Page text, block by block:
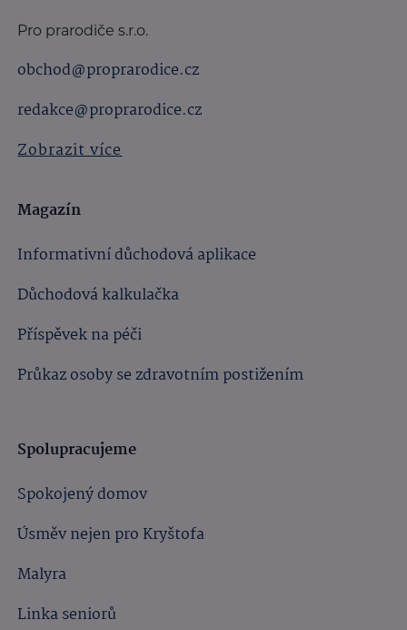
Pro prarodiče s.r.o.
obchod@proprarodice.cz
redakce@proprarodice.cz
Zobrazit více
Magazín
Informativní důchodová aplikace
Důchodová kalkulačka
Příspěvek na péči
Průkaz osoby se zdravotním postižením
Spolupracujeme
Spokojený domov
Úsměv nejen pro Kryštofa
Malyra
Linka seniorů